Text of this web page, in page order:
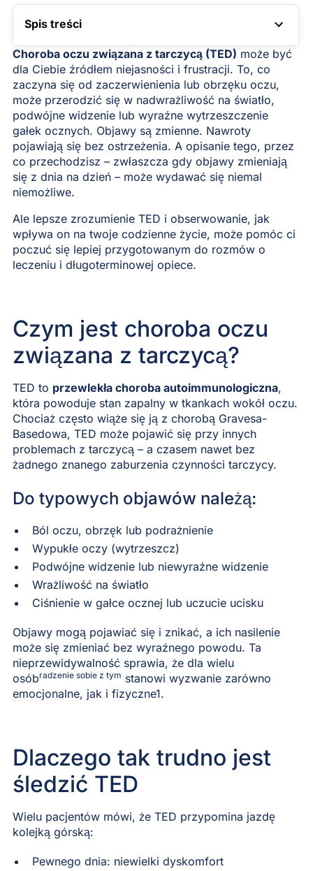
Spis treści
LINK DO SPISU TREŚCI
Choroba oczu związana z tarczycą (TED) może być
dla Ciebie źródłem niejasności i frustracji. To, co
zaczyna się od zaczerwienienia lub obrzęku oczu,
może przerodzić się w nadwrażliwość na światło,
podwójne widzenie lub wyraźne wytrzeszczenie
gałek ocznych. Objawy są zmienne. Nawroty
pojawiają się bez ostrzeżenia. A opisanie tego, przez
co przechodzisz – zwłaszcza gdy objawy zmieniają
się z dnia na dzień – może wydawać się niemal
niemożliwe.
Ale lepsze zrozumienie TED i obserwowanie, jak
wpływa on na twoje codzienne życie, może pomóc ci
poczuć się lepiej przygotowanym do rozmów o
leczeniu i długoterminowej opiece.
Czym jest choroba oczu
związana z tarczycą?
TED to przewlekła choroba autoimmunologiczna,
która powoduje stan zapalny w tkankach wokół oczu.
Chociaż często wiąże się ją z chorobą Gravesa-
Basedowa, TED może pojawić się przy innych
problemach z tarczycą – a czasem nawet bez
żadnego znanego zaburzenia czynności tarczycy.
Do typowych objawów należą:
Ból oczu, obrzęk lub podrażnienie
Wypukłe oczy (wytrzeszcz)
Podwójne widzenie lub niewyraźne widzenie
Wrażliwość na światło
Ciśnienie w gałce ocznej lub uczucie ucisku
Objawy mogą pojawiać się i znikać, a ich nasilenie
może się zmieniać bez wyraźnego powodu. Ta
nieprzewidywalność sprawia, że dla wielu
osóbradzenie sobie z tym stanowi wyzwanie zarówno
emocjonalne, jak i fizyczne1.
Dlaczego tak trudno jest
śledzić TED
Wielu pacjentów mówi, że TED przypomina jazdę
kolejką górską:
Pewnego dnia: niewielki dyskomfort